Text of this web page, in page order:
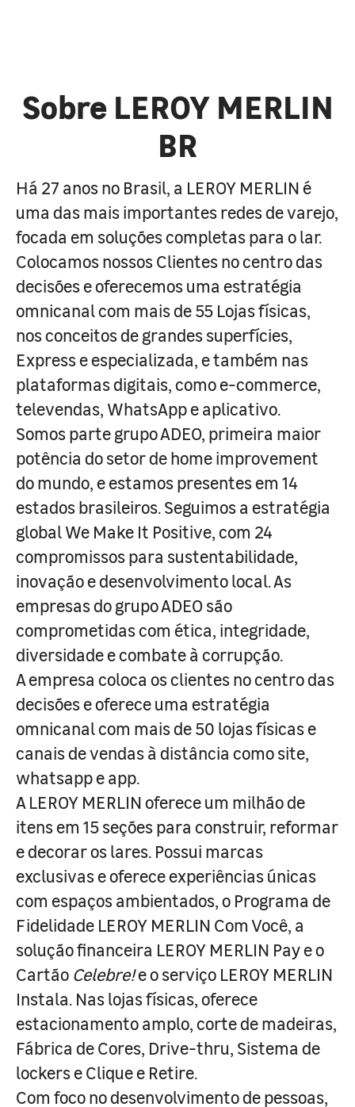
Sobre LEROY MERLIN
BR
Há 27 anos no Brasil, a LEROY MERLIN é
uma das mais importantes redes de varejo,
focada em soluções completas para o lar.
Colocamos nossos Clientes no centro das
decisões e oferecemos uma estratégia
omnicanal com mais de 55 Lojas físicas,
nos conceitos de grandes superfícies,
Express e especializada, e também nas
plataformas digitais, como e-commerce,
televendas, WhatsApp e aplicativo.
Somos parte grupo ADEO, primeira maior
potência do setor de home improvement
do mundo, e estamos presentes em 14
estados brasileiros. Seguimos a estratégia
global We Make It Positive, com 24
compromissos para sustentabilidade,
inovação e desenvolvimento local. As
empresas do grupo ADEO são
comprometidas com ética, integridade,
diversidade e combate à corrupção.
A empresa coloca os clientes no centro das
decisões e oferece uma estratégia
omnicanal com mais de 50 lojas físicas e
canais de vendas à distância como site,
whatsapp e app.
A LEROY MERLIN oferece um milhão de
itens em 15 seções para construir, reformar
e decorar os lares. Possui marcas
exclusivas e oferece experiências únicas
com espaços ambientados, o Programa de
Fidelidade LEROY MERLIN Com Você, a
solução financeira LEROY MERLIN Pay e o
Cartão Celebre!e o serviço LEROY MERLIN
Instala. Nas lojas físicas, oferece
estacionamento amplo, corte de madeiras,
Fábrica de Cores, Drive-thru, Sistema de
lockers e Clique e Retire.
Com foco no desenvolvimento de pessoas,